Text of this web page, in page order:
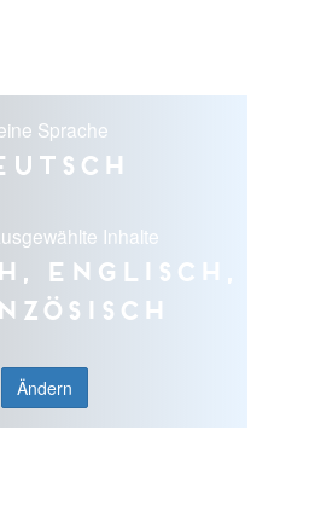
Sprache
Inhalte
Englisch,
Ändern